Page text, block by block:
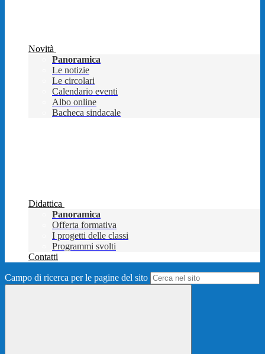
Novità
Panoramica
Le notizie
Le circolari
Calendario eventi
Albo online
Bacheca sindacale
Didattica
Panoramica
Offerta formativa
I progetti delle classi
Programmi svolti
Contatti
Campo di ricerca per le pagine del sito